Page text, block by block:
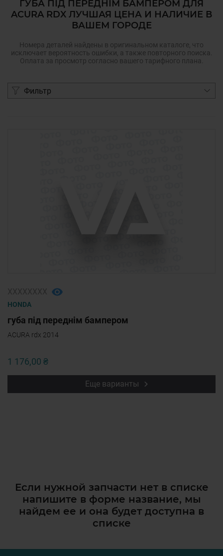
ГУБА ПІД ПЕРЕДНІМ БАМПЕРОМ ДЛЯ
ACURA RDX ЛУЧШАЯ ЦЕНА И НАЛИЧИЕ В
ВАШЕМ ГОРОДЕ
Номера деталей найдены в оригинальном каталоге, что
исключает вероятность ошибки, а также повторного поиска.
Оплата за просмотр согласно вашего тарифного плана.
Фильтр
HONDA
губа під переднім бампером
ACURA rdx 2014
1 176,00 ₴
Еще варианты
Если нужной запчасти нет в списке
напишите в форме название, мы
найдем ее и она будет доступна в
списке